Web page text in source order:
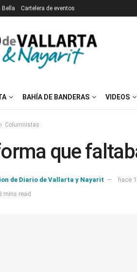
Bella Cartelera de eventos
BAHÍA DE BANDERAS VIDEOS
Columnistas
que
de Diario de Vallarta y Nayarit hace
mins read